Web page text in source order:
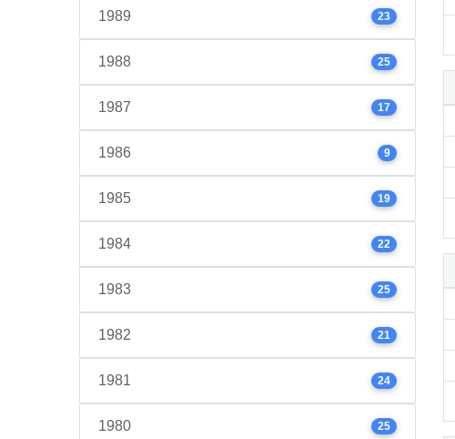
1989 23
1988 25
1987 17
1986 9
1985 19
1984 22
1983 25
1982 21
1981 24
1980 25